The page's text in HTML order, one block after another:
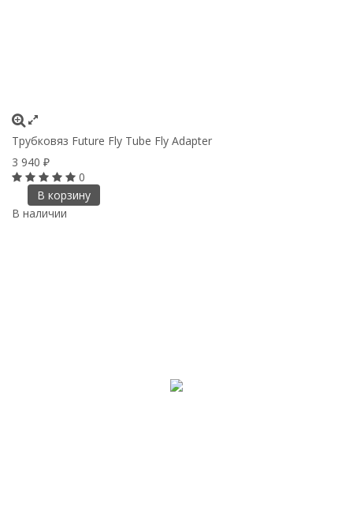
Трубковяз Future Fly Tube Fly Adapter
3 940 ₽
0
В корзину
В наличии